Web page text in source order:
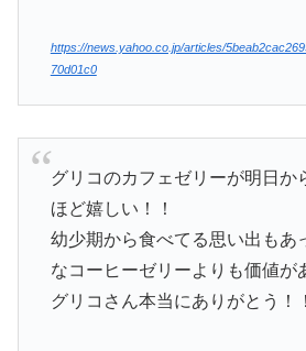
https://news.yahoo.co.jp/articles/
70d01c0
グリコのカフェゼリーが明日か
ほど嬉しい！！
幼少期から食べてる思い出もあ
なコーヒーゼリーよりも価値が
グリコさん本当にありがとう！！